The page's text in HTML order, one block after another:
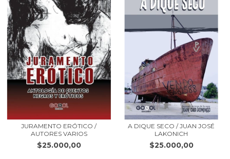
JURAMENTO ERÓTICO /
AUTORES VARIOS
$25.000,00
A DIQUE SECO / JUAN JOSÉ
LAKONICH
$25.000,00